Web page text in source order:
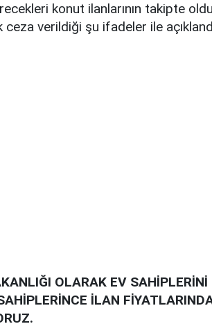
konut ilanlarının takipte
ceza verildiği şu ifadeler ile
OLARAK EV SAHİPLERİNİ
İLAN